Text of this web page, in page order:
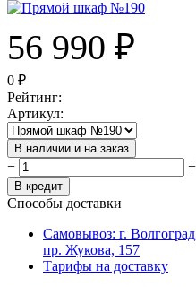
56 990 ₽
0 ₽
Рейтинг:
Артикул:
В наличии и на заказ
− +
В кредит
Способы доставки
Самовывоз: г.
пр. Жукова, 157
Тарифы на доставку